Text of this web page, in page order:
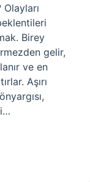
Birey
gelir,
ve en
Aşırı